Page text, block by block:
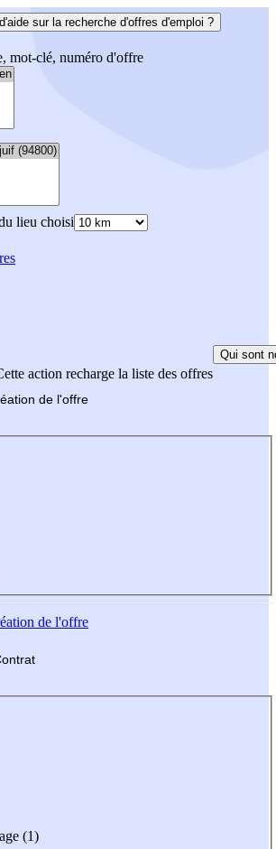
sur la recherche d'offres d'emploi ?
mot-clé, numéro d'offre
lieu choisi
action recharge la liste des offres
Qui sont
de l'offre
de l'offre
(1)